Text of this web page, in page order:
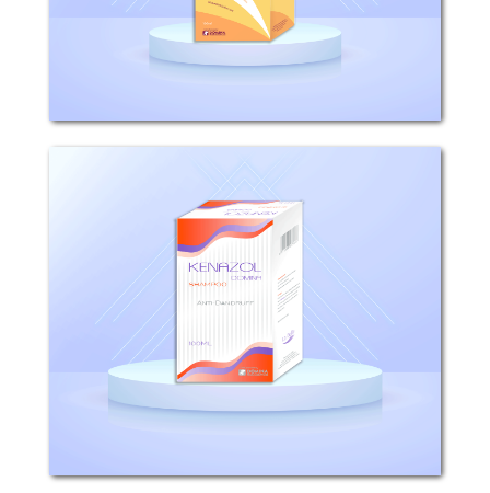
كينازول
التركيب : يحتوي كل100 غ كينازول شامبو على
الاستطباب : يمتلك كينازول شامبو...